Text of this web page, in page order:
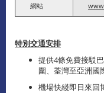
網站
特別交通安排
提供4條免費接駁
圍、荃灣至亞洲國
機場快綫即日來回